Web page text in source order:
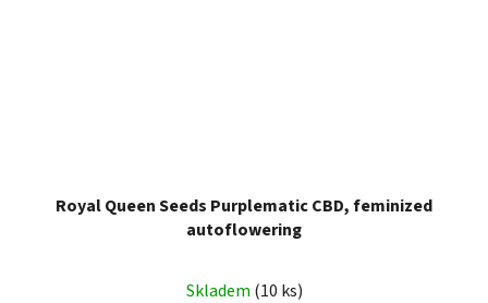
Royal Queen Seeds Purplematic CBD, feminized
autoflowering
Skladem (10 ks)